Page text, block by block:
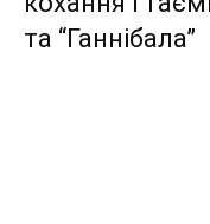
та “Ганнібала”